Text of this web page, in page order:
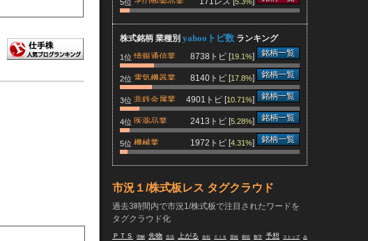
5位
株式銘柄 業種別 yahooトピ数 ランキング
1位 情報通信業 8738トピ [19.1%] 銘柄一覧
2位 電気機器業 8140トピ [17.8%] 銘柄一覧
3位 非鉄金属業 4901トピ [10.71%] 銘柄一覧
4位 医薬品業 2413トピ [5.28%] 銘柄一覧
5位 機械業 1972トピ [4.31%] 銘柄一覧
市況１/株式板レス タグクラウド
過去3時間内で市況1/株式板で注目されたワードを
タグクラウド化
ＰＴＳ 理解 先物 生活 上がる 会社 ＣＩＳ 受給 桐谷 数字 予想 ストップ み